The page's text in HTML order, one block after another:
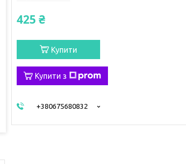
425 ₴
Купити
Купити з
+380675680832